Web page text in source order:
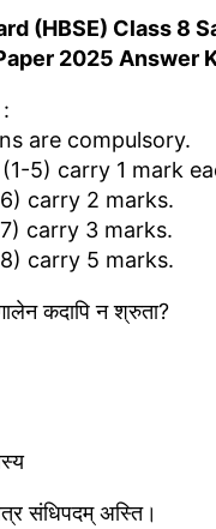
(HBSE) Class 8
2025 Answer
are compulsory.
5) carry 1 mark
carry 2 marks.
carry 3 marks.
carry 5 marks.
कदापि न श्रुता?
संधिपदम् अस्ति।